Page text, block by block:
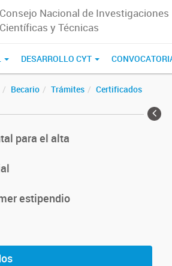
Consejo Nacional de Investigaciones
Científicas y Técnicas
DESARROLLO CYT
Becario Trámites Certificados
para el alta
estipendio